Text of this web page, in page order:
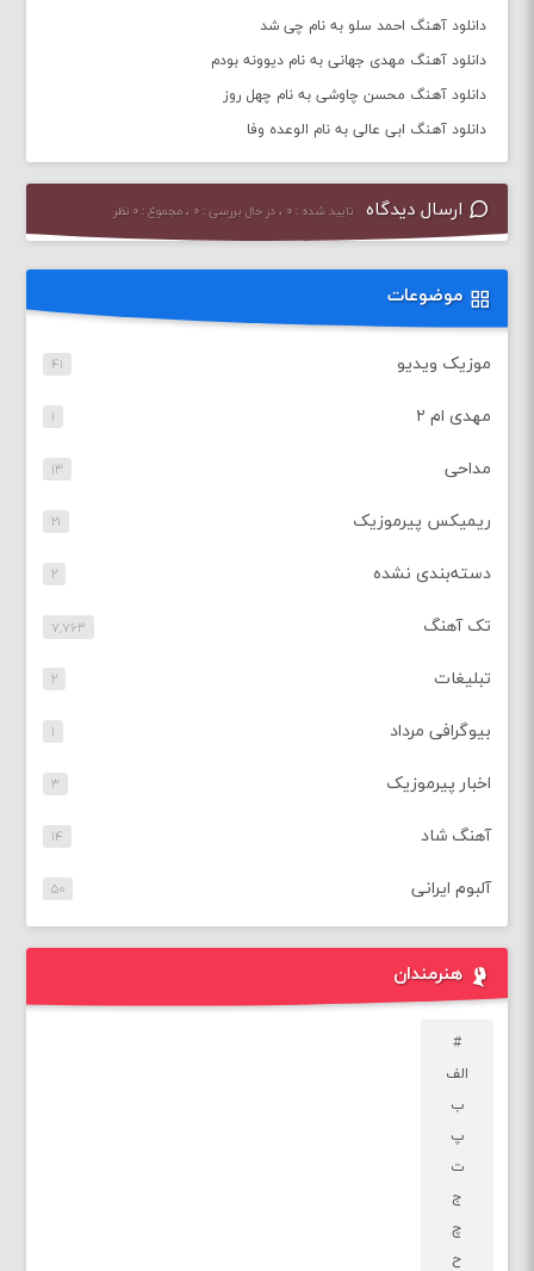
دانلود آهنگ احمد سلو به نام چی شد
دانلود آهنگ مهدی جهانی به نام دیوونه بودم
دانلود آهنگ محسن چاوشی به نام چهل روز
دانلود آهنگ ابی عالی به نام الوعده وفا
ارسال دیدگاه تایید شده : ۰ ، در حال بررسی : ۰ ، مجموع : ۰ نظر
موضوعات
موزیک ویدیو ۴۱
مهدی ام ۲ ۱
مداحی ۱۳
ریمیکس پیرموزیک ۲۱
دسته‌بندی نشده ۲
تک آهنگ ۷,۷۶۳
تبلیغات ۲
بیوگرافی مرداد ۱
اخبار پیرموزیک ۳
آهنگ شاد ۱۴
آلبوم ایرانی ۵۰
هنرمندان
#
الف
ب
پ
ت
ج
چ
ح